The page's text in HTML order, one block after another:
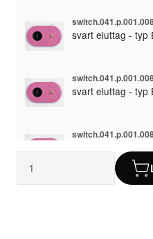
svart eluttag - typ
svart eluttag - typ